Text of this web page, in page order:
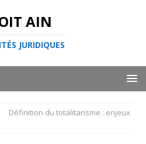
AIN
JURIDIQUES
Définition du totalitarisme : enjeux